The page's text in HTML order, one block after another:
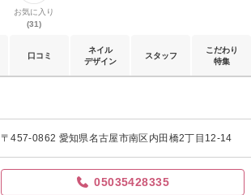
お気に入り
(31)
口コミ
ネイル
デザイン
スタッフ
こだわり
特集
〒457-0862 愛知県名古屋市南区内田橋2丁目12-14
05035428335